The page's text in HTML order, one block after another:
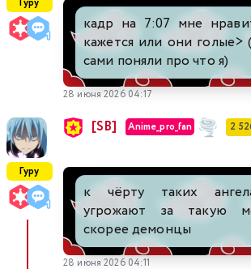
кадр на 7:07 мне
кажется или они
сами поняли про что я)
28 июня 2026 04:17
Гуру
[SB] Anime_pro_fan 2
к чёрту таких
угрожают за такую
скорее демонцы
28 июня 2026 04:11